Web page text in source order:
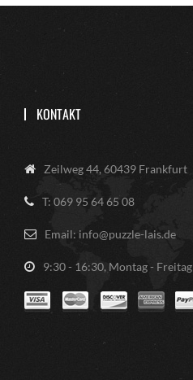
KONTAKT
Zeilweg 44, 60439 Frankfurt
T: 069 95 64 65 08
Email: info@puzzle-lais.de
9:30 - 16:30, Montag - Freitag